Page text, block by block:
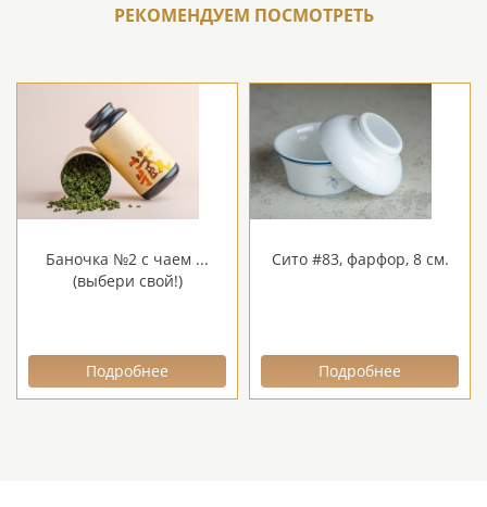
РЕКОМЕНДУЕМ ПОСМОТРЕТЬ
Баночка №2 с чаем ...
(выбери свой!)
Подробнее
Сито #83, фарфор, 8 см.
Подробнее